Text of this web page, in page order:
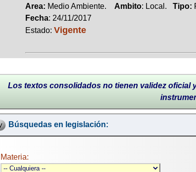
Area: Medio Ambiente. Ambito: Local. Tipo:
Fecha: 24/11/2017
Estado: Vigente
Los textos consolidados no tienen validez
Búsquedas en legislación:
Materia: